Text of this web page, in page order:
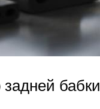
задней бабки